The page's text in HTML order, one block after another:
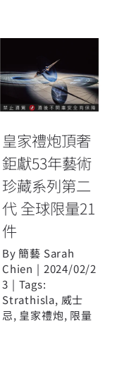
皇家禮炮頂奢
鉅獻53年藝術
珍藏系列第二
代 全球限量21
件
皇家禮炮頂奢
鉅獻53年藝術
珍藏系列第二
代 全球限量21
件
By簡藝 Sarah
Chien | 2024/02/2
3 | Tags:
Strathisla, 威士
忌, 皇家禮炮, 限量